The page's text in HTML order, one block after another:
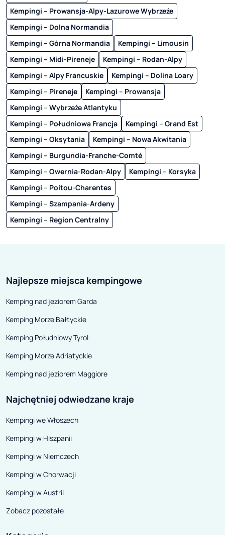
Kempingi – Prowansja-Alpy-Lazurowe Wybrzeże
Kempingi – Dolna Normandia
Kempingi – Górna Normandia
Kempingi – Limousin
Kempingi – Midi-Pireneje
Kempingi – Rodan-Alpy
Kempingi – Alpy Francuskie
Kempingi – Dolina Loary
Kempingi – Pireneje
Kempingi – Prowansja
Kempingi – Wybrzeże Atlantyku
Kempingi – Południowa Francja
Kempingi – Grand Est
Kempingi – Oksytania
Kempingi – Nowa Akwitania
Kempingi – Burgundia-Franche-Comté
Kempingi – Owernia-Rodan-Alpy
Kempingi – Korsyka
Kempingi – Poitou-Charentes
Kempingi – Szampania-Ardeny
Kempingi – Region Centralny
Najlepsze miejsca kempingowe
Kemping nad jeziorem Garda
Kemping Morze Bałtyckie
Kemping Południowy Tyrol
Kemping Morze Adriatyckie
Kemping nad jeziorem Maggiore
Najchętniej odwiedzane kraje
Kempingi we Włoszech
Kempingi w Hiszpanii
Kempingi w Niemczech
Kempingi w Chorwacji
Kempingi w Austrii
Zobacz pozostałe